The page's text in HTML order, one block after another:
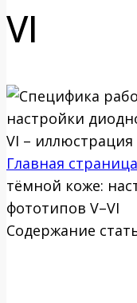
VI
Главная страница
тёмной коже:
фототипов V–VI
Содержание